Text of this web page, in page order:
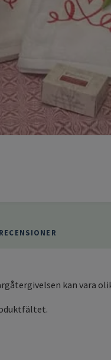
RECENSIONER
kan vara